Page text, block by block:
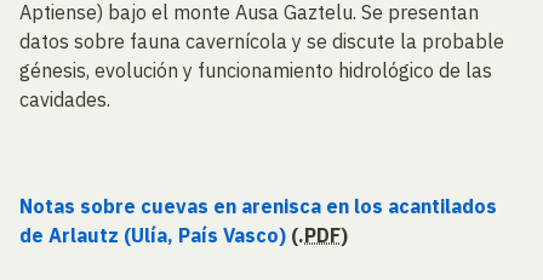
Aptiense) bajo el monte Ausa Gaztelu. Se presentan
datos sobre fauna cavernícola y se discute la probable
génesis, evolución y funcionamiento hidrológico de las
cavidades.
Notas sobre cuevas en arenisca en los acantilados
de Arlautz (Ulía, País Vasco) (.PDF)